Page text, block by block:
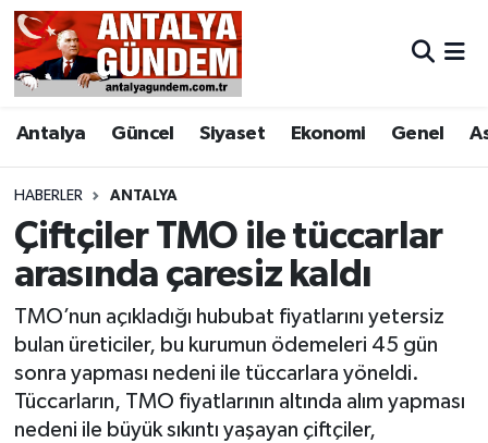
Antalya Güncel Siyaset Ekonomi Genel
HABERLER ANTALYA
Çiftçiler TMO ile tüccarlar
arasında çaresiz kaldı
TMO’nun açıkladığı hububat fiyatlarını yetersiz
bulan üreticiler, bu kurumun ödemeleri 45 gün
sonra yapması nedeni ile tüccarlara yöneldi.
Tüccarların, TMO fiyatlarının altında alım yapması
nedeni ile büyük sıkıntı yaşayan çiftçiler,
Antalya
Asayiş
Bilim & Teknoloji
Bölge
EĞİTİM
Antalya Nöbetçi Eczaneler
Antalya Hava Durumu
Antalya Namaz Vakitleri
Antalya Trafik Yoğunluk Haritası
Süper Lig Puan Durumu ve Fikstür
Tüm Manşetler
Son Dakika Haberleri